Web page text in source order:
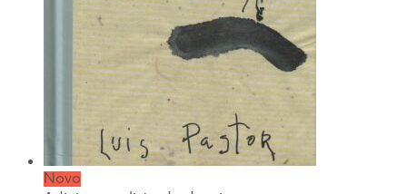
Novo